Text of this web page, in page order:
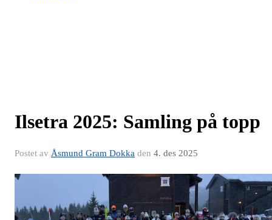
Ilsetra 2025: Samling på topp
Postet av Åsmund Gram Dokka den 4. des 2025